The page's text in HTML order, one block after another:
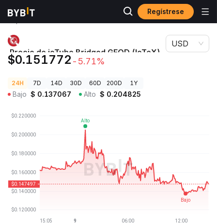
Regístrese
Precios de
Precio de ioTube Bridged GEOD (IoTeX)
Precio de ioTube Bridged GEOD (IoTeX)
GEOD
$0.151772 -5.71%
USD
24H 7D 14D 30D 60D 200D 1Y
Bajo $ 0.137067 Alto $ 0.204825